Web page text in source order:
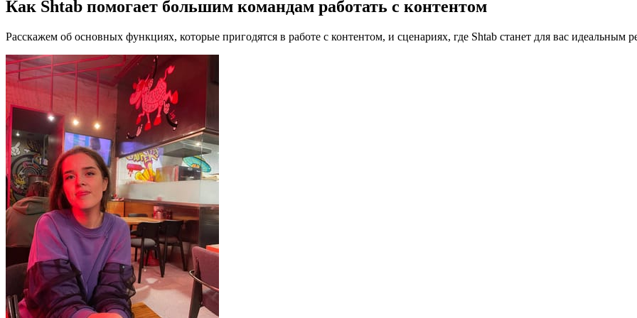
Как Shtab помогает большим командам работать с контентом
Расскажем об основных функциях, которые пригодятся в работе с контентом, и сценариях, где Shtab станет для вас идеальным